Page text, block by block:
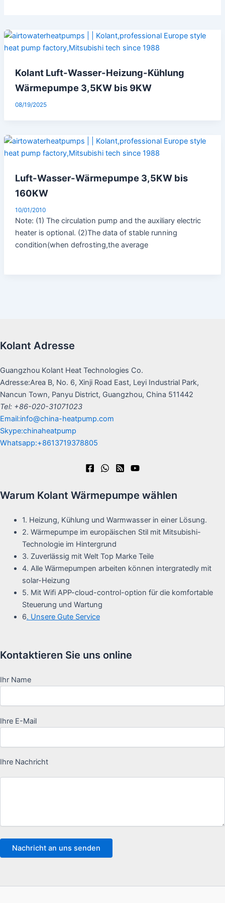
Kolant Luft-Wasser-Heizung-Kühlung
Wärmepumpe 3,5KW bis 9KW
08/19/2025
Luft-Wasser-Wärmepumpe 3,5KW bis
160KW
10/01/2010
Note: (1) The circulation pump and the auxiliary electric
heater is optional. (2)The data of stable running
condition(when defrosting,the average
Kolant Adresse
Guangzhou Kolant Heat Technologies Co.
Adresse:Area B, No. 6, Xinji Road East, Leyi Industrial Park,
Nancun Town, Panyu District, Guangzhou, China 511442
Tel: +86-020-31071023
Email:info@china-heatpump.com
Skype:chinaheatpump
Whatsapp:+8613719378805
Warum Kolant Wärmepumpe wählen
1. Heizung, Kühlung und Warmwasser in einer Lösung.
2. Wärmepumpe im europäischen Stil mit Mitsubishi-
Technologie im Hintergrund
3. Zuverlässig mit Welt Top Marke Teile
4. Alle Wärmepumpen arbeiten können intergratedly mit
solar-Heizung
5. Mit Wifi APP-cloud-control-option für die komfortable
Steuerung und Wartung
6. Unsere Gute Service
Kontaktieren Sie uns online
Ihr Name
Ihre E-Mail
Ihre Nachricht